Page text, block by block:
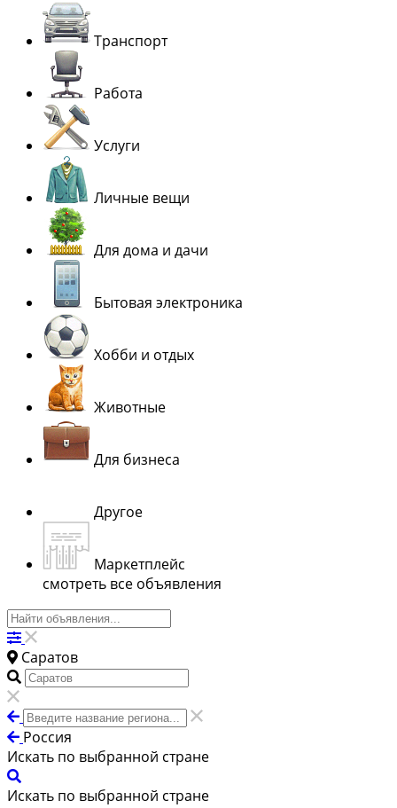
Транспорт
Работа
Услуги
Личные вещи
Для дома и дачи
Бытовая электроника
Хобби и отдых
Животные
Для бизнеса
Другое
Маркетплейс
смотреть все объявления
Саратов
Россия
Искать по выбранной стране
Искать по выбранной стране